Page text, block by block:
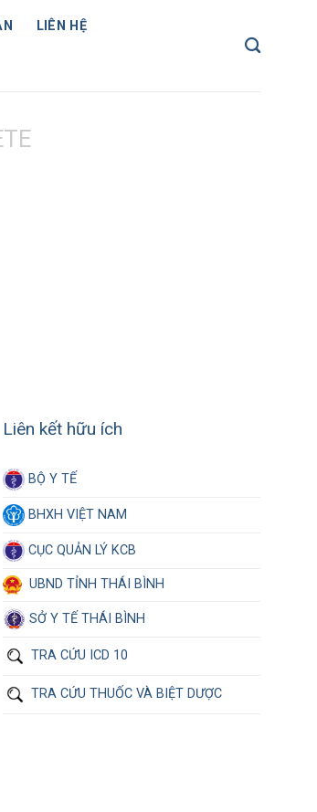
LIÊN HỆ
Liên kết hữu ích
BỘ Y TẾ
BHXH VIỆT NAM
CỤC QUẢN LÝ KCB
UBND TỈNH THÁI BÌNH
SỞ Y TẾ THÁI BÌNH
TRA CỨU ICD 10
TRA CỨU THUỐC VÀ BIỆT DƯỢC